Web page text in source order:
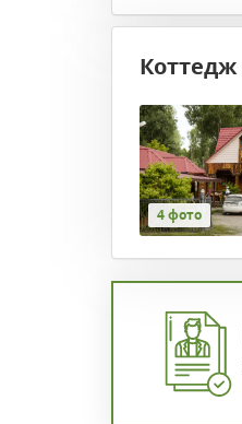
Коттедж
4 фото